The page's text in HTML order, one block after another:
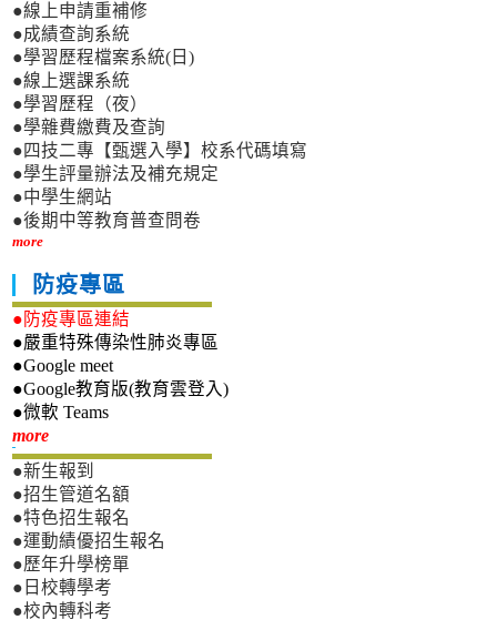
●線上申請重補修
●成績查詢系統
●學習歷程檔案系統(日)
●線上選課系統
●學習歷程（夜）
●學雜費繳費及查詢
●四技二專【甄選入學】校系代碼填寫
●學生評量辦法及補充規定
●中學生網站
●後期中等教育普查問卷
more
防疫專區
●防疫專區連結
●嚴重特殊傳染性肺炎專區
●Google meet
●Google教育版(教育雲登入)
●微軟 Teams
more新生專區
●新生報到
●招生管道名額
●特色招生報名
●運動績優招生報名
●歷年升學榜單
●日校轉學考
●校內轉科考